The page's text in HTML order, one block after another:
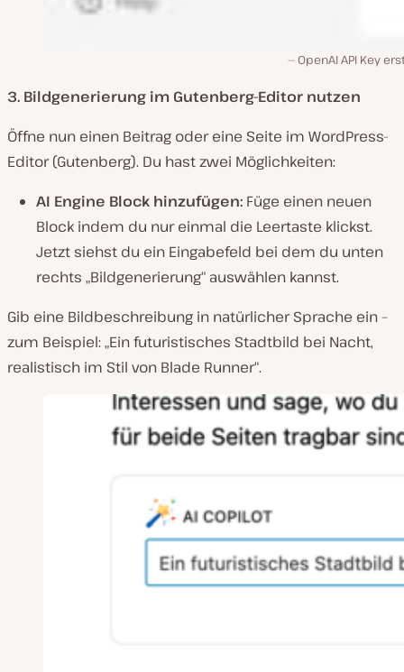
OpenAI API Key
3. Bildgenerierung im Gutenberg-Editor nutzen
Öffne nun einen Beitrag oder eine Seite im WordPress-
Editor (Gutenberg). Du hast zwei Möglichkeiten:
AI Engine Block hinzufügen: Füge einen neuen
Block indem du nur einmal die Leertaste klickst.
Jetzt siehst du ein Eingabefeld bei dem du unten
rechts „Bildgenerierung“ auswählen kannst.
Gib eine Bildbeschreibung in natürlicher Sprache ein –
zum Beispiel: „Ein futuristisches Stadtbild bei Nacht,
realistisch im Stil von Blade Runner“.